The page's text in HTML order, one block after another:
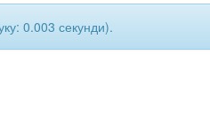
0.003 секунди).